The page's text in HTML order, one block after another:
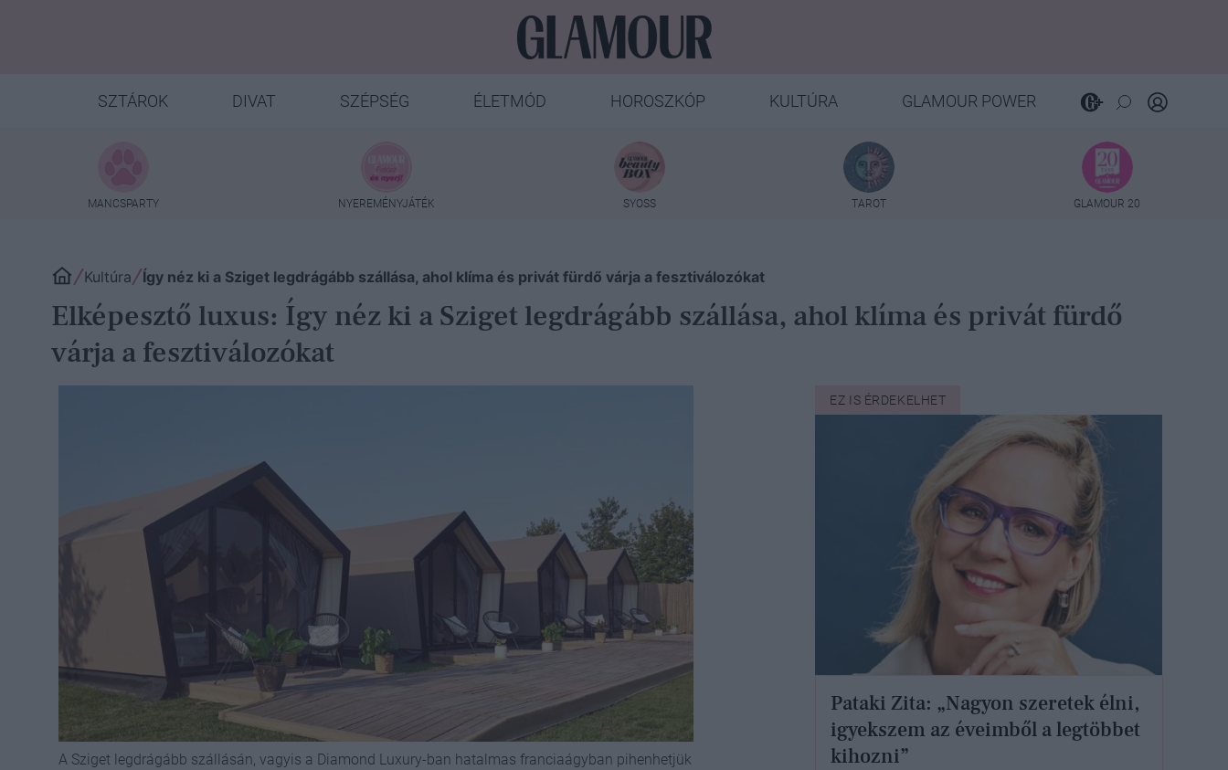
SZTÁROK DIVAT SZÉPSÉG ÉLETMÓD HOROSZKÓP KULTÚRA GLAMOUR POWER
MANCSPARTY NYEREMÉNYJÁTÉK SYOSS TAROT GLAMOUR 20
Kultúra Így néz ki a Sziget legdrágább szállása, ahol klíma és privát fürdő várja a fesztiválozókat
Elképesztő luxus: Így néz ki a Sziget legdrágább szállása, ahol klíma és privát fürdő
várja a fesztiválozókat
A Sziget legdrágább szállásán, vagyis a Diamond Luxury-ban hatalmas franciaágyban pihenhetjük
EZ IS ÉRDEKELHET
Pataki Zita: „Nagyon szeretek élni,
igyekszem az éveimből a legtöbbet
kihozni”